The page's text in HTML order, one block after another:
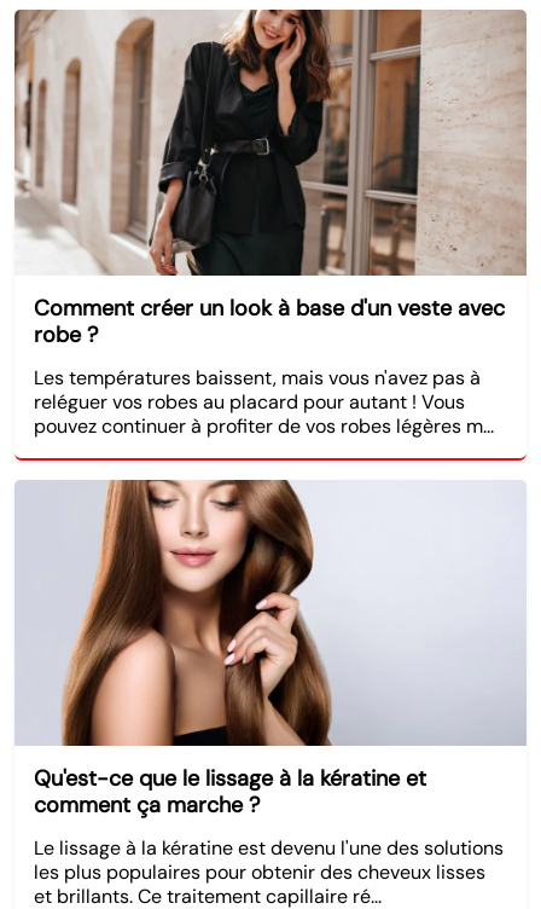
Comment créer un look à base d'un veste avec
robe ?
Les températures baissent, mais vous n'avez pas à
reléguer vos robes au placard pour autant ! Vous
pouvez continuer à profiter de vos robes légères m...
Qu'est-ce que le lissage à la kératine et
comment ça marche ?
Le lissage à la kératine est devenu l'une des solutions
les plus populaires pour obtenir des cheveux lisses
et brillants. Ce traitement capillaire ré...